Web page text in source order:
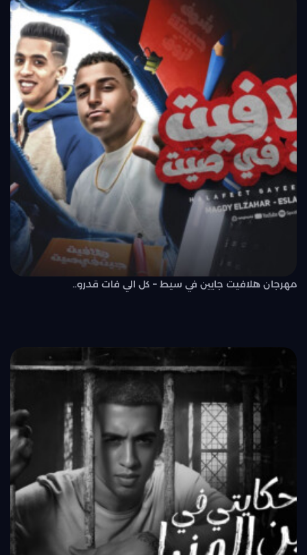
مهرجان هلافيت جايين في سيط – كل الي فات قدرو..